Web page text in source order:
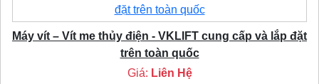
Máy vít – Vít me thủy điện - VKLIFT cung cấp và lắp đặt
trên toàn quốc
Giá: Liên Hệ